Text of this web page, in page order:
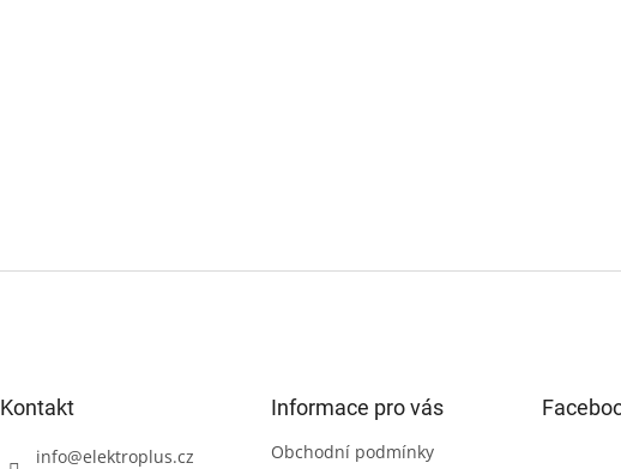
Kontakt
info@elektroplus.cz
Informace pro vás
Obchodní podmínky